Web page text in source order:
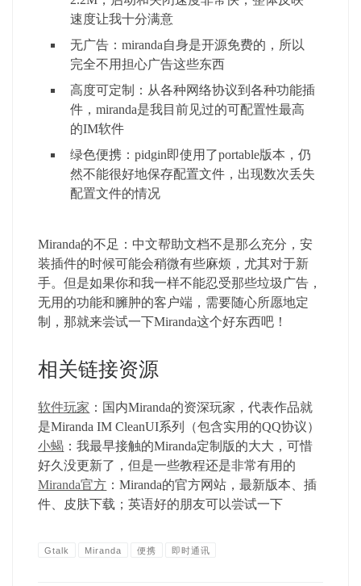
速度让我十分满意
无广告：miranda自身是开源免费的，所以
完全不用担心广告这些东西
高度可定制：从各种网络协议到各种功能插
件，miranda是我目前见过的可配置性最高
的IM软件
绿色便携：pidgin即使用了portable版本，仍
然不能很好地保存配置文件，出现数次丢失
配置文件的情况
Miranda的不足：中文帮助文档不是那么充分，安
装插件的时候可能会稍微有些麻烦，尤其对于新
手。但是如果你和我一样不能忍受那些垃圾广告，
无用的功能和臃肿的客户端，需要随心所愿地定
制，那就来尝试一下Miranda这个好东西吧！
相关链接资源
软件玩家 ：国内Miranda的资深玩家，代表作品就
是Miranda IM CleanUI系列（包含实用的QQ协议）
小蝎 ：我最早接触的Miranda定制版的大大，可惜
好久没更新了，但是一些教程还是非常有用的
Miranda官方 ：Miranda的官方网站，最新版本、插
件、皮肤下载；英语好的朋友可以尝试一下
Gtalk Miranda 便携 即时通讯